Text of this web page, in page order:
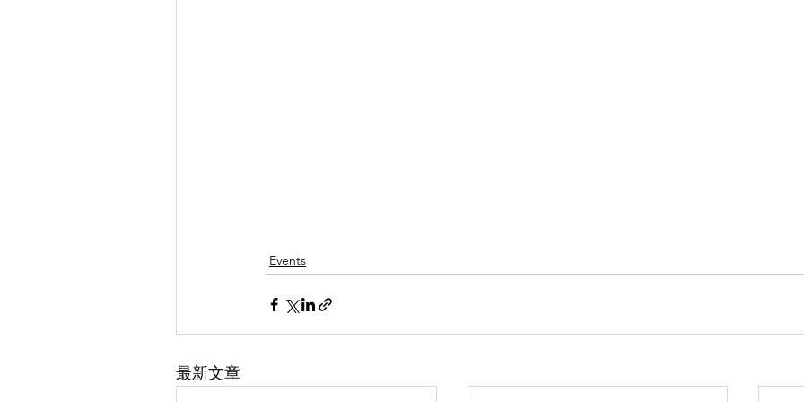
Events
最新文章